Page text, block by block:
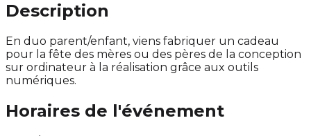
Description
En duo parent/enfant, viens fabriquer un cadeau
pour la fête des mères ou des pères de la conception
sur ordinateur à la réalisation grâce aux outils
numériques.
Horaires de l'événement